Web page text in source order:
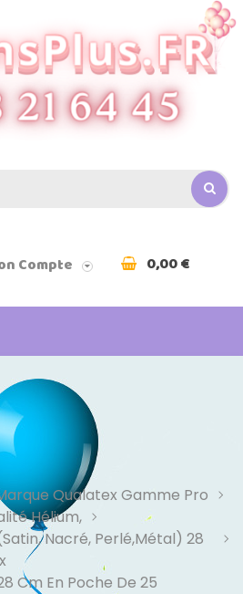
Compte 0,00 €
Qualatex Gamme Pro
Hélium,
Nacré, Perlé,Métal) 28
Cm En Poche De 25